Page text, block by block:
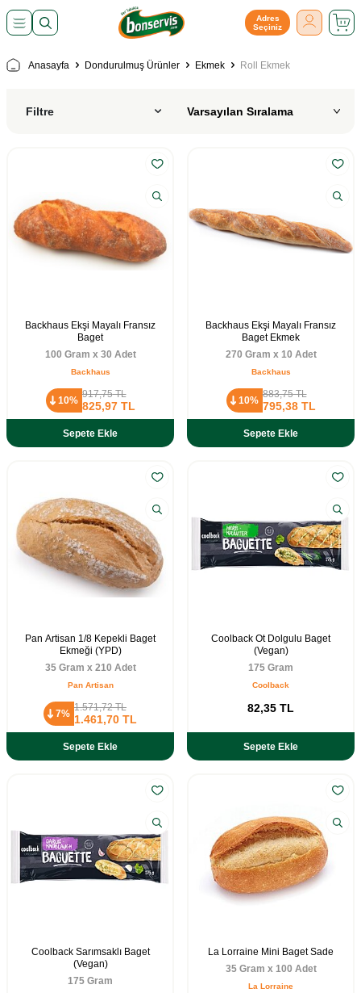
Adres
Seçiniz
Anasayfa Dondurulmuş Ürünler Ekmek Roll Ekmek
Filtre
Backhaus Ekşi Mayalı Fransız
Baget
100 Gram x 30 Adet
Backhaus
10%
917,75TL
825,97TL
Sepete Ekle
Backhaus Ekşi Mayalı Fransız
Baget Ekmek
270 Gram x 10 Adet
Backhaus
10%
883,75TL
795,38TL
Sepete Ekle
Pan Artisan 1/8 Kepekli Baget
Ekmeği (YPD)
35 Gram x 210 Adet
Pan Artisan
7%
1.571,72TL
1.461,70 TL
Sepete Ekle
Coolback Ot Dolgulu Baget
(Vegan)
175 Gram
Coolback
82,35 TL
Sepete Ekle
Coolback Sarımsaklı Baget
(Vegan)
175 Gram
La Lorraine Mini Baget Sade
35 Gram x 100 Adet
La Lorraine